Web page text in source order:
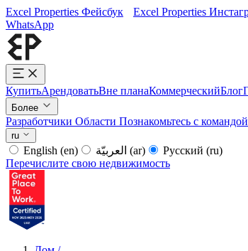
Excel Properties Фейсбук Excel Properties
WhatsApp
КупитьАрендоватьВне планаКоммерческийБлог
Более
Разработчики Области Познакомьтесь с командой
ru
English (en) (ar) Русский (ru)
Перечислите свою недвижимость